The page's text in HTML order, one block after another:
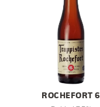
ROCHEFORT 6